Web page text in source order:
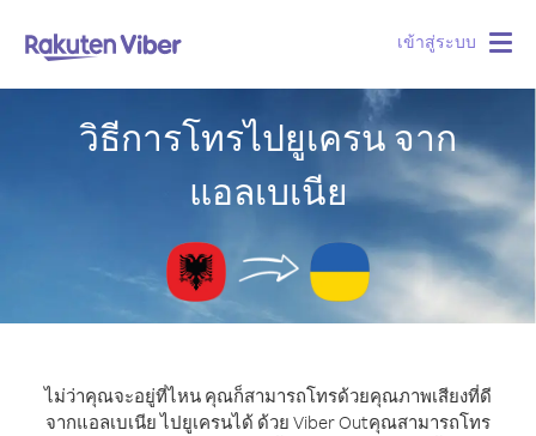
เข้าสู่ระบบ
วิธีการโทรไปยูเครน จาก
แอลเบเนีย
ไม่ว่าคุณจะอยู่ที่ไหน คุณก็สามารถโทรด้วยคุณภาพเสียงที่ดี
จากแอลเบเนีย ไปยูเครนได้ ด้วย Viber Outคุณสามารถโทร